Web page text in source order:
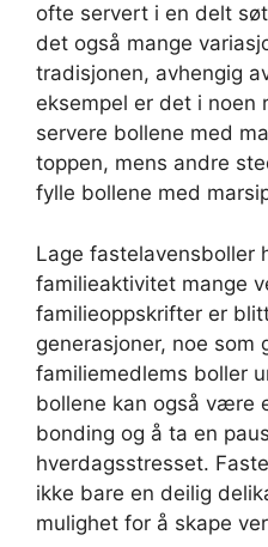
ofte servert i en delt
det også mange
tradisjonen, avhengig
eksempel er det i noen
servere bollene med
toppen, mens andre
fylle bollene med
Lage fastelavensboller
familieaktivitet mange
familieoppskrifter er
generasjoner, noe som
familiemedlems boller
bollene kan også være
bonding og å ta en
hverdagsstresset.
ikke bare en deilig
mulighet for å skape